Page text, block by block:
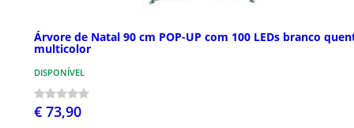
Árvore de Natal 90 cm POP-UP com 100 LEDs branco
multicolor
DISPONÍVEL
€ 73,90